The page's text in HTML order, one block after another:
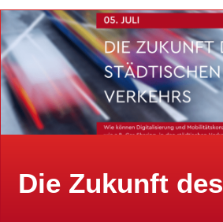
Die Zukunft des